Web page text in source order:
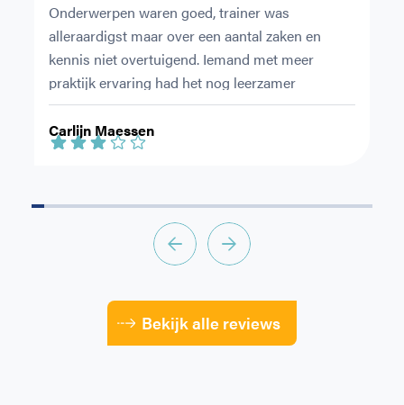
Carlijn Maessen
Onderwerpen waren goed, trainer was
alleraardigst maar over een aantal zaken en
kennis niet overtuigend. Iemand met meer
praktijk ervaring had het nog leerzamer
gemaakt.
Bekijk alle reviews